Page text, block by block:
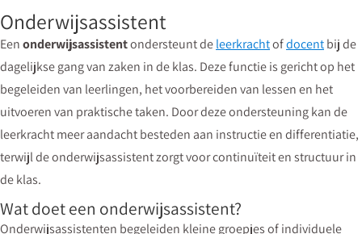
Onderwijsassistent
Eenonderwijsassistentondersteunt deleerkrachtofdocentbij de
dagelijkse gang van zaken in de klas. Deze functie is gericht op het
begeleiden van leerlingen, het voorbereiden van lessen en het
uitvoeren van praktische taken. Door deze ondersteuning kan de
leerkracht meer aandacht besteden aan instructie en differentiatie,
terwijl de onderwijsassistent zorgt voor continuïteit en structuur in
de klas.
Wat doet een onderwijsassistent?
Onderwijsassistenten begeleiden kleine groepjes of individuele